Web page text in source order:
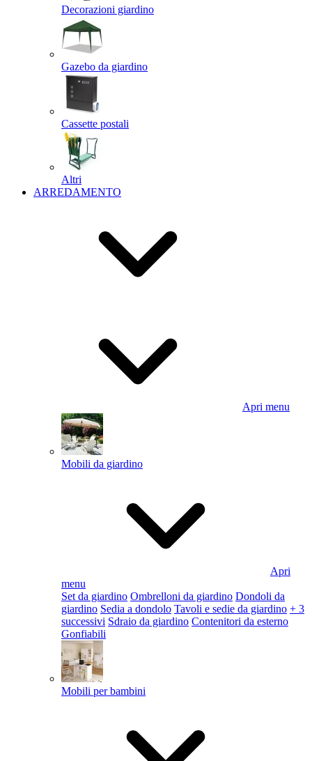
Decorazioni giardino
Gazebo da giardino
Cassette postali
Altri
ARREDAMENTO
Apri menu
Mobili da giardino
Apri
menu
Set da giardino Ombrelloni da giardino Dondoli da
giardino Sedia a dondolo Tavoli e sedie da giardino + 3
successivi Sdraio da giardino Contenitori da esterno
Gonfiabili
Mobili per bambini